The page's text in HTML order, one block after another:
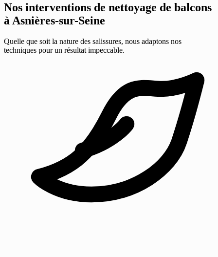
Nos interventions de nettoyage de balcons
à Asnières-sur-Seine
Quelle que soit la nature des salissures, nous adaptons nos
techniques pour un résultat impeccable.